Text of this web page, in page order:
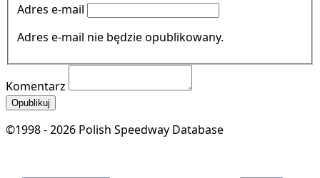
Adres e-mail
Adres e-mail nie będzie opublikowany.
Komentarz
Opublikuj
©1998 - 2026 Polish Speedway Database